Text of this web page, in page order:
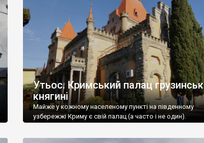
Утьос. Кримський палац
княгині
Майже у кожному населеному пункті на південному
узбережжі Криму є свій палац (а часто і не один).